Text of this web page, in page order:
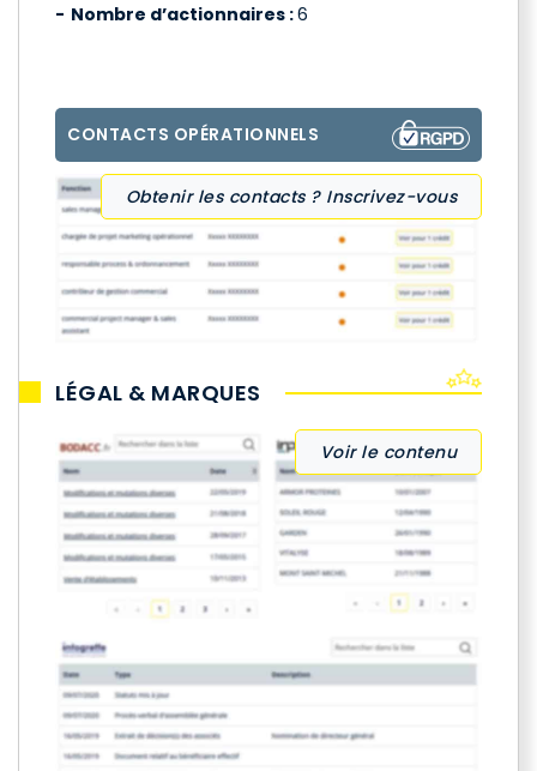
Nombre d’actionnaires :6
CONTACTS OPÉRATIONNELS
Obtenir les contacts ? Inscrivez-vous
LÉGAL & MARQUES
Voir le contenu